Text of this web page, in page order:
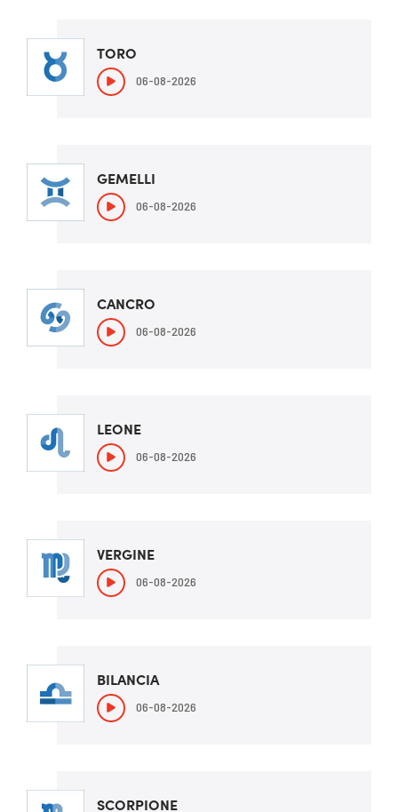
TORO
06-08-2026
GEMELLI
06-08-2026
CANCRO
06-08-2026
LEONE
06-08-2026
VERGINE
06-08-2026
BILANCIA
06-08-2026
SCORPIONE